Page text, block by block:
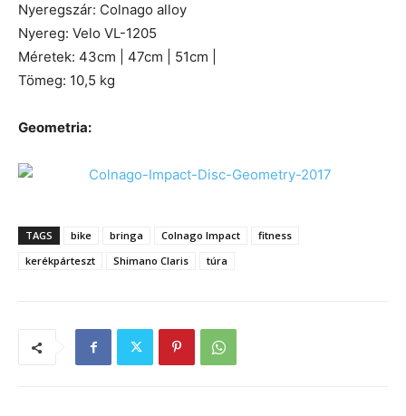
Nyeregszár: Colnago alloy
Nyereg: Velo VL-1205
Méretek: 43cm | 47cm | 51cm |
Tömeg: 10,5 kg
Geometria:
TAGS bike bringa Colnago Impact
fitness
kerékpárteszt
Shimano Claris túra